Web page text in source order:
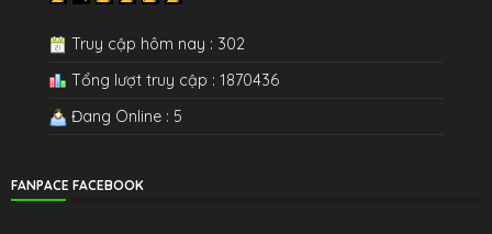
Truy cập hôm nay : 302
Tổng lượt truy cập : 1870436
Đang Online : 5
FANPACE FACEBOOK